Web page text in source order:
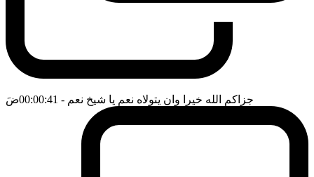
جزاكم الله خيرا وان يتولاه نعم يا شيخ نعم - 00:00:41 ضَ